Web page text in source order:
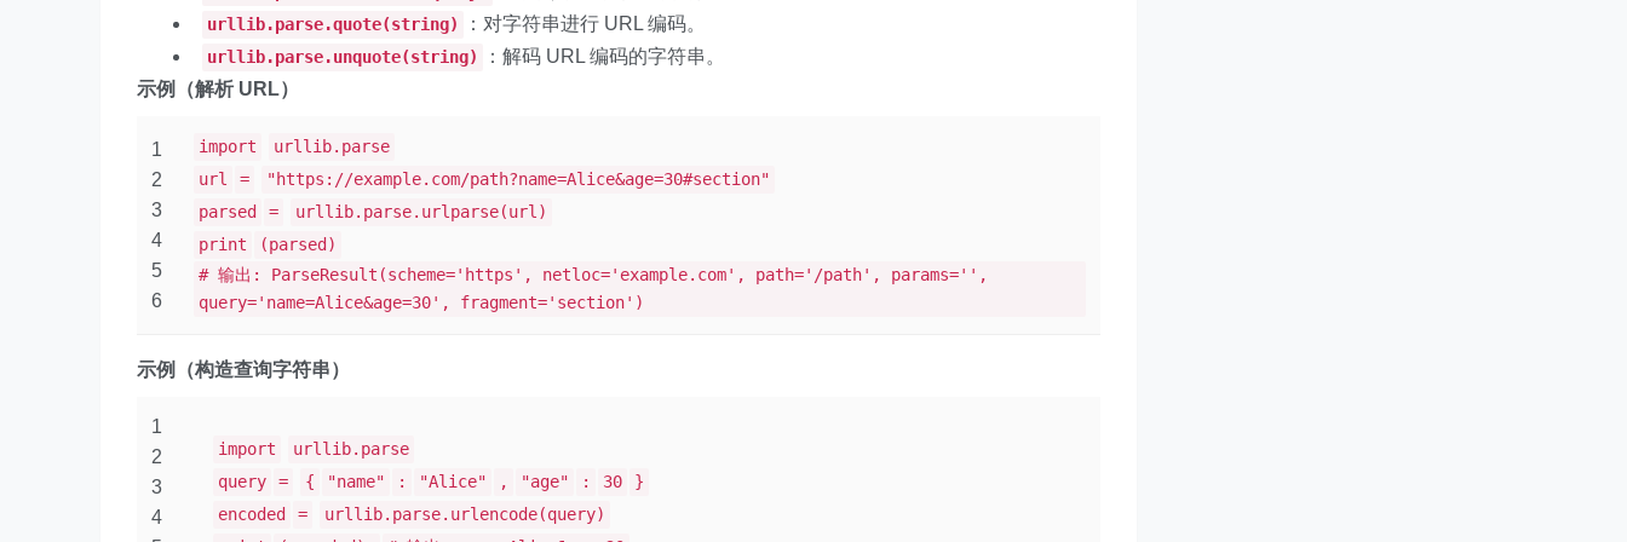
urllib.parse.quote(string) ：对字符串进行 URL 编码。
urllib.parse.unquote(string)
：解码 URL 编码的字符串。
示例（解析 URL）
1
2
3
4
5
6
import
urllib.parse
url
=
"https://example.com/path?name=Alice&age=30#section"
parsed
=
urllib.parse.urlparse(url)
print
(parsed)
# 输出: ParseResult(scheme='https', netloc='example.com', path='/path', params='',
query='name=Alice&age=30', fragment='section')
示例（构造查询字符串）
1
2
3
4
import
urllib.parse
query
= { "name" : "Alice" , "age" : 30
}
encoded
=
urllib.parse.urlencode(query)